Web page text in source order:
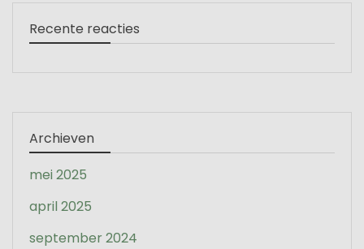
Recente reacties
Archieven
mei 2025
april 2025
september 2024